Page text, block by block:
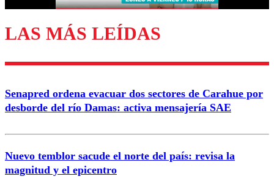
Enviar comentario
LAS MÁS LEÍDAS
Senapred ordena evacuar dos sectores de Carahue por
desborde del río Damas: activa mensajería SAE
Nuevo temblor sacude el norte del país: revisa la
magnitud y el epicentro